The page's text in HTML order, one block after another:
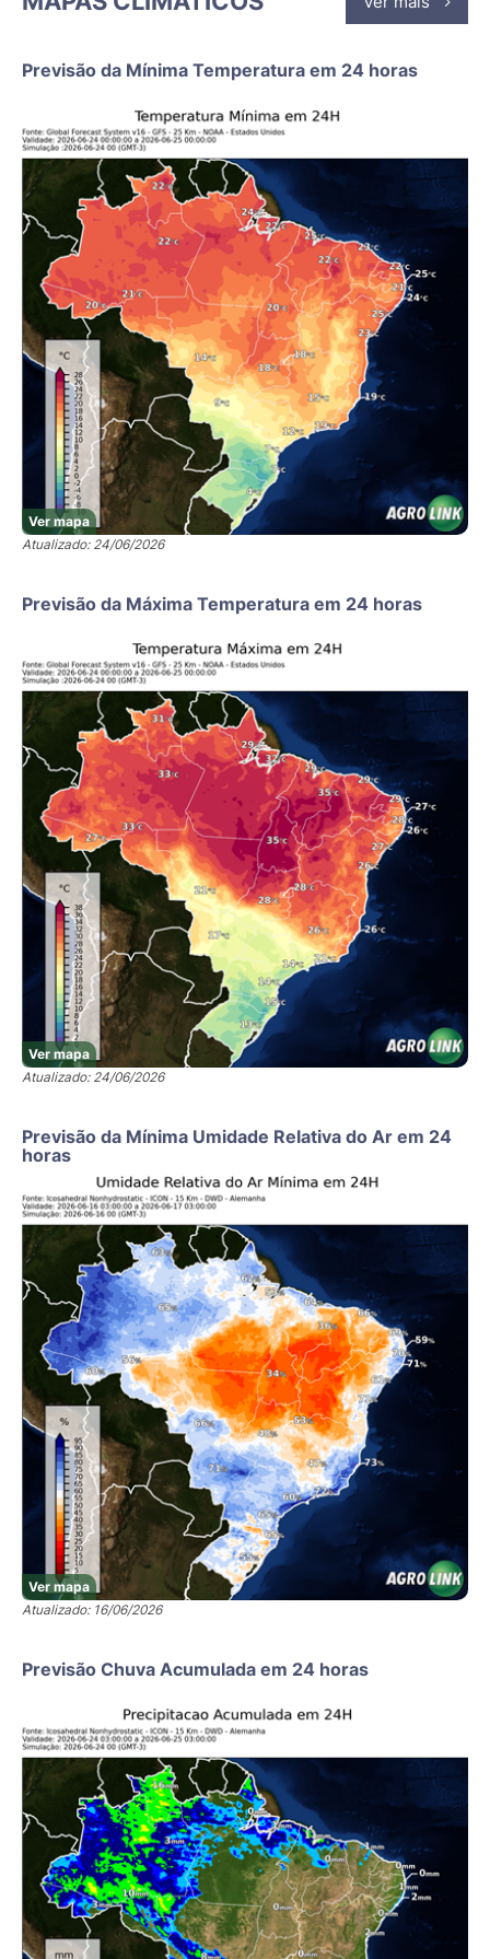
Previsão da Mínima Temperatura em 24 horas
Ver mapa
Atualizado: 24/06/2026
Previsão da Máxima Temperatura em 24 horas
Ver mapa
Atualizado: 24/06/2026
Previsão da Mínima Umidade Relativa do Ar em 24
horas
Ver mapa
Atualizado: 16/06/2026
Previsão Chuva Acumulada em 24 horas